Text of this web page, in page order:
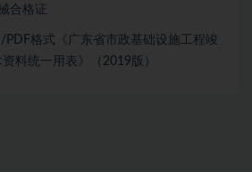
合格证
PDF格式《广东省市政基础设施工程竣
资料统一用表》（2019版）